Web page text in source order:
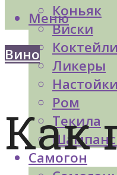
Коньяк
Виски
Коктейли
Ликеры
Настойки
Ром
Текила
Самогон
Меню
Вино
Как